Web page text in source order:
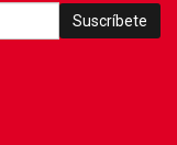
Suscríbete